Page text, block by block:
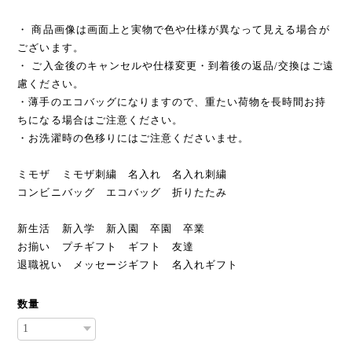
・ 商品画像は画面上と実物で色や仕様が異なって見える場合が
ございます。
・ ご入金後のキャンセルや仕様変更・到着後の返品/交換はご遠
慮ください。
・薄手のエコバッグになりますので、重たい荷物を長時間お持
ちになる場合はご注意ください。
・お洗濯時の色移りにはご注意くださいませ。
ミモザ ミモザ刺繍 名入れ 名入れ刺繍
コンビニバッグ エコバッグ 折りたたみ
新生活 新入学 新入園 卒園 卒業
お揃い プチギフト ギフト 友達
退職祝い メッセージギフト 名入れギフト
数量